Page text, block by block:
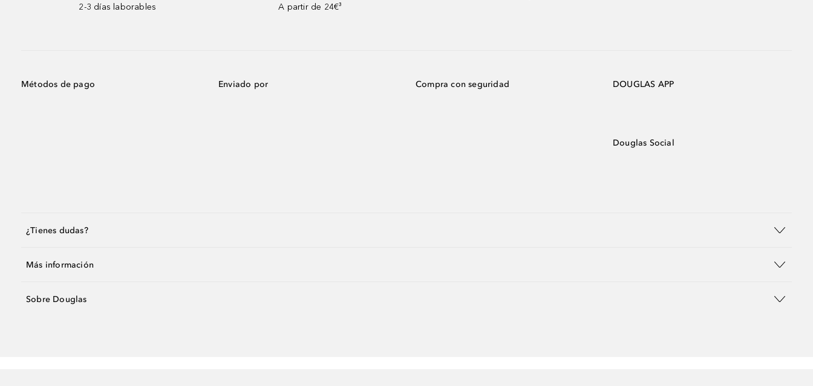
2-3 días laborables
A partir de 24€³
Métodos de pago Enviado por Compra con seguridad DOUGLAS APP
Douglas Social
¿Tienes dudas?
Más información
Sobre Douglas